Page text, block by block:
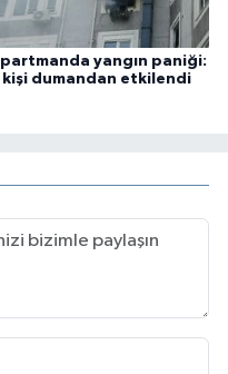
yangın paniği:
kişi dumandan etkilendi